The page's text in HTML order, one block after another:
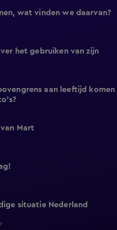
wat vinden we daarvan?
het gebruiken van zijn
aan leeftijd komen
Mart
situatie Nederland